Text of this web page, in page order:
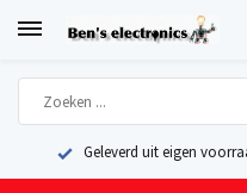
Geleverd uit eigen